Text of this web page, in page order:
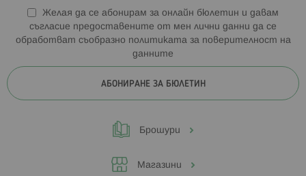
Желая да се абонирам за онлайн бюлетин и давам
съгласие предоставените от мен лични данни да се
обработват съобразно политиката за поверителност на
данните
АБОНИРАНЕ ЗА БЮЛЕТИН
Брошури
Магазини